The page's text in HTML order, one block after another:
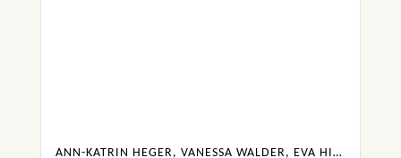
ANN-KATRIN HEGER, VANESSA WALDER, EVA HIERTEIS, ANNA TAUBE